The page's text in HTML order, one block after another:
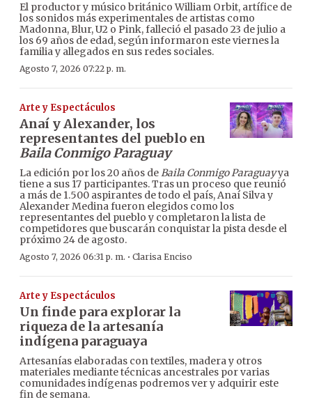
El productor y músico británico William Orbit, artífice de
los sonidos más experimentales de artistas como
Madonna, Blur, U2 o Pink, falleció el pasado 23 de julio a
los 69 años de edad, según informaron este viernes la
familia y allegados en sus redes sociales.
Agosto 7, 2026 07:22 p. m.
Arte y Espectáculos
Anaí y Alexander, los
representantes del pueblo en
Baila Conmigo Paraguay
La edición por los 20 años deBaila Conmigo Paraguayya
tiene a sus 17 participantes. Tras un proceso que reunió
a más de 1.500 aspirantes de todo el país, Anaí Silva y
Alexander Medina fueron elegidos como los
representantes del pueblo y completaron la lista de
competidores que buscarán conquistar la pista desde el
próximo 24 de agosto.
Agosto 7, 2026 06:31 p. m. · Clarisa Enciso
Arte y Espectáculos
Un finde para explorar la
riqueza de la artesanía
indígena paraguaya
Artesanías elaboradas con textiles, madera y otros
materiales mediante técnicas ancestrales por varias
comunidades indígenas podremos ver y adquirir este
fin de semana.